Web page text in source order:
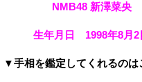
NMB48 新澤菜央
生年月日 1998年8月2
▼手相を鑑定してくれるのは